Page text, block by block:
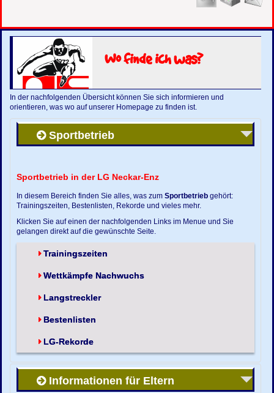
Wo finde ich was?
In der nachfolgenden Übersicht können Sie sich informieren und
orientieren, was wo auf unserer Homepage zu finden ist.
Sportbetrieb
Sportbetrieb in der LG Neckar-Enz
In diesem Bereich finden Sie alles, was zumSportbetrieb gehört:
Trainingszeiten, Bestenlisten, Rekorde und vieles mehr.
Klicken Sie auf einen der nachfolgenden Links im Menue und Sie
gelangen direkt auf die gewünschte Seite.
Trainingszeiten
Wettkämpfe Nachwuchs
Langstreckler
Bestenlisten
LG-Rekorde
Informationen für Eltern